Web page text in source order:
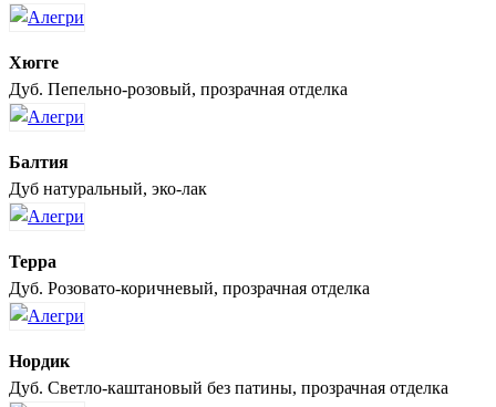
Хюгге
Дуб. Пепельно-розовый, прозрачная отделка
Балтия
Дуб натуральный, эко-лак
Терра
Дуб. Розовато-коричневый, прозрачная отделка
Нордик
Дуб. Светло-каштановый без патины, прозрачная отделка